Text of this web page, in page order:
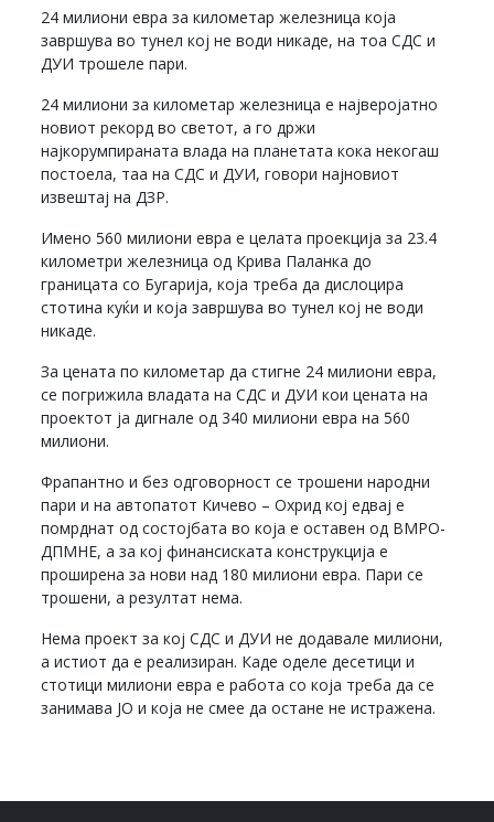
24 милиони евра за километар железница која
завршува во тунел кој не води никаде, на тоа СДС и
ДУИ трошеле пари.
24 милиони за километар железница е најверојатно
новиот рекорд во светот, а го држи
најкорумпираната влада на планетата кока некогаш
постоела, таа на СДС и ДУИ, говори најновиот
извештај на ДЗР.
Имено 560 милиони евра е целата проекција за 23.4
километри железница од Крива Паланка до
границата со Бугарија, која треба да дислоцира
стотина куќи и која завршува во тунел кој не води
никаде.
За цената по километар да стигне 24 милиони евра,
се погрижила владата на СДС и ДУИ кои цената на
проектот ја дигнале од 340 милиони евра на 560
милиони.
Фрапантно и без одговорност се трошени народни
пари и на автопатот Кичево – Охрид кој едвај е
помрднат од состојбата во која е оставен од ВМРО-
ДПМНЕ, а за кој финансиската конструкција е
проширена за нови над 180 милиони евра. Пари се
трошени, а резултат нема.
Нема проект за кој СДС и ДУИ не додавале милиони,
а истиот да е реализиран. Каде оделе десетици и
стотици милиони евра е работа со која треба да се
занимава ЈО и која не смее да остане не истражена.